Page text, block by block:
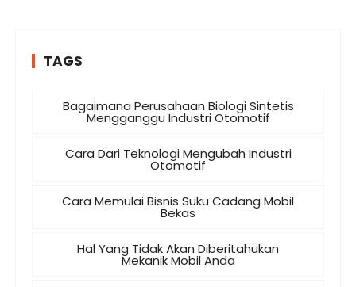
TAGS
Bagaimana Perusahaan Biologi Sintetis
Mengganggu Industri Otomotif
Cara Dari Teknologi Mengubah Industri
Otomotif
Cara Memulai Bisnis Suku Cadang Mobil
Bekas
Hal Yang Tidak Akan Diberitahukan
Mekanik Mobil Anda